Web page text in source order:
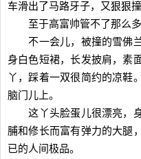
车滑出了马路牙子，又狠狠撞
至于高富帅管不了那么多
不一会儿，被撞的雪佛兰
身白色短裙，长发披肩，素
丫，踩着一双很简约的凉鞋
脑门儿上。
这丫头脸蛋儿很漂亮，身
脯和修长而富有弹力的大腿
已的人间极品。